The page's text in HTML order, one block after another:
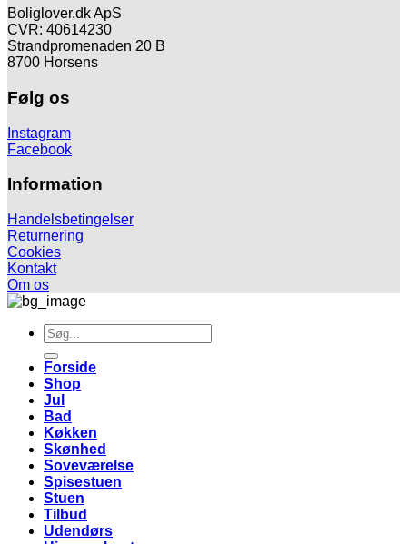
Boliglover.dk ApS
CVR: 40614230
Strandpromenaden 20 B
8700 Horsens
Følg os
Instagram
Facebook
Information
Handelsbetingelser
Returnering
Cookies
Kontakt
Om os
Søg
efter:
Forside
Shop
Jul
Bad
Køkken
Skønhed
Soveværelse
Spisestuen
Stuen
Tilbud
Udendørs